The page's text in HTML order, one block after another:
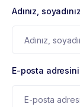
Adınız,
E-posta